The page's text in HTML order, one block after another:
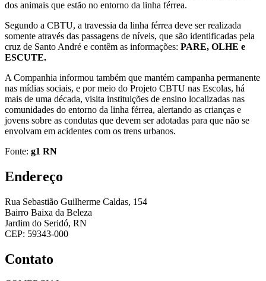
dos animais que estão no entorno da linha férrea.
Segundo a CBTU, a travessia da linha férrea deve ser realizada
somente através das passagens de níveis, que são identificadas pela
cruz de Santo André e contêm as informações: PARE, OLHE e
ESCUTE.
A Companhia informou também que mantém campanha permanente
nas mídias sociais, e por meio do Projeto CBTU nas Escolas, há
mais de uma década, visita instituições de ensino localizadas nas
comunidades do entorno da linha férrea, alertando as crianças e
jovens sobre as condutas que devem ser adotadas para que não se
envolvam em acidentes com os trens urbanos.
Fonte: g1 RN
Endereço
Rua Sebastião Guilherme Caldas, 154
Bairro Baixa da Beleza
Jardim do Seridó, RN
CEP: 59343-000
Contato